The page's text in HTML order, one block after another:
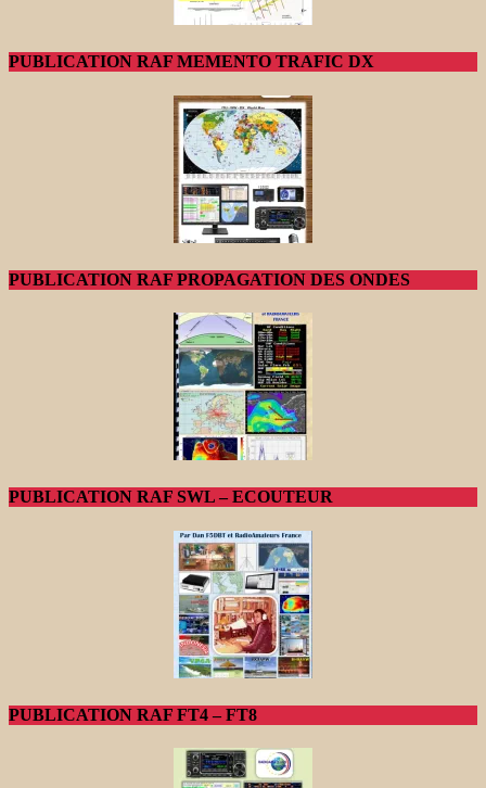
PUBLICATION RAF MEMENTO TRAFIC DX
PUBLICATION RAF PROPAGATION DES ONDES
PUBLICATION RAF SWL – ECOUTEUR
PUBLICATION RAF FT4 – FT8